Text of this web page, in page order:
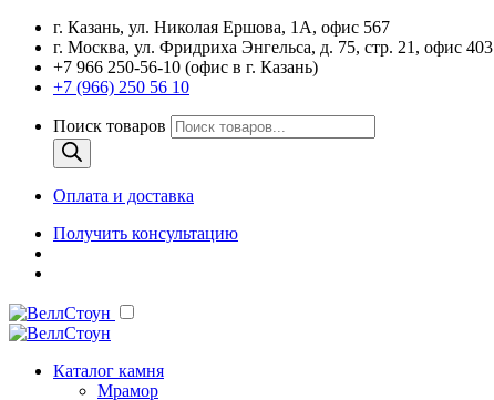
г. Казань, ул. Николая Ершова, 1А, офис 567
г. Москва, ул. Фридриха Энгельса, д. 75, стр. 21, офис 403
+7 966 250-56-10 (офис в г. Казань)
+7 (966) 250 56 10
Поиск товаров
Оплата и доставка
Получить консультацию
Каталог камня
Мрамор